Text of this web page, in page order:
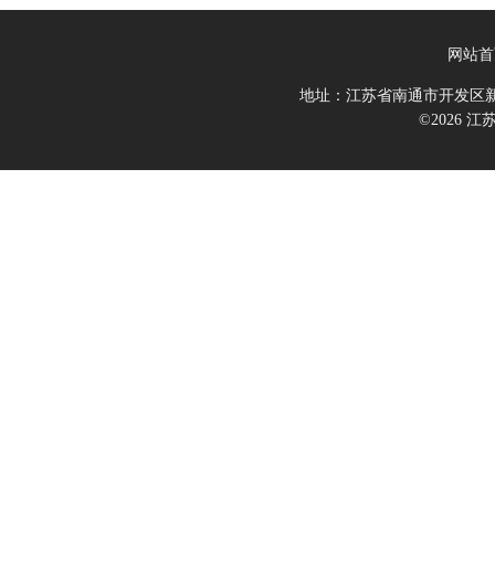
网站
地址：江苏省南通市开发区
©2026 江